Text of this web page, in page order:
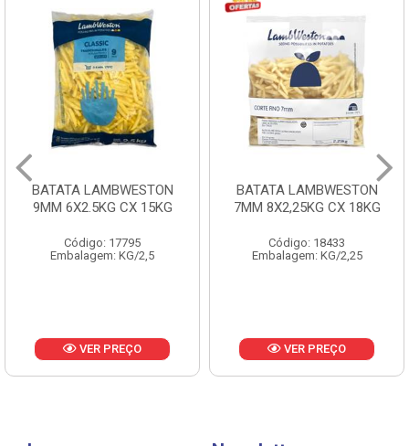
BATATA LAMBWESTON
9MM 6X2.5KG CX 15KG
Código: 17795
Embalagem: KG/2,5
VER PREÇO
BATATA LAMBWESTON
7MM 8X2,25KG CX 18KG
Código: 18433
Embalagem: KG/2,25
VER PREÇO